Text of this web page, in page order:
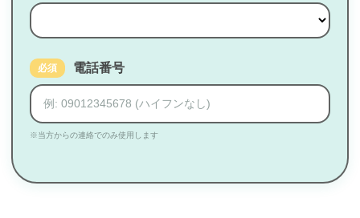
必須 電話番号
※当方からの連絡でのみ使用します